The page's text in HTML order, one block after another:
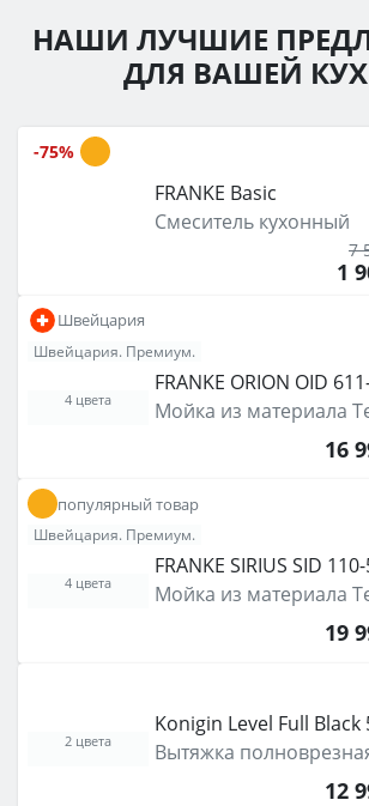
НАШИ ЛУЧШИЕ
ДЛЯ ВАШЕЙ
-75%
FRANKE Basic
Смеситель кухонный
7
1
Швейцария
Швейцария. Премиум.
FRANKE ORION OID
Мойка из материала
16
4 цвета
популярный товар
Швейцария. Премиум.
FRANKE SIRIUS SID
Мойка из материала
19
4 цвета
Konigin Level Full Black
Вытяжка
12
2 цвета